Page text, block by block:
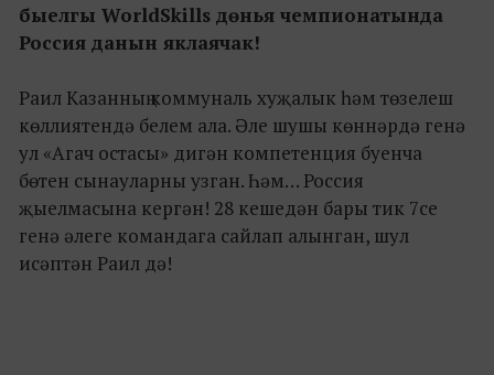
быелгы WorldSkills дөнья чемпионатында
Россия данын яклаячак!
Раил Казанның коммуналь хуҗалык һәм төзелеш
көллиятендә белем ала. Әле шушы көннәрдә генә
ул «Агач остасы» дигән компетенция буенча
бөтен сынауларны узган. Һәм… Россия
җыелмасына кергән! 28 кешедән бары тик 7се
генә әлеге командага сайлап алынган, шул
исәптән Раил дә!